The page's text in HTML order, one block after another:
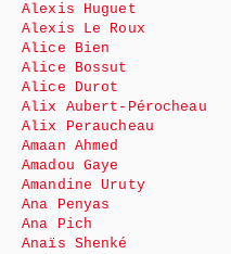
Alexis Huguet
Alexis Le Roux
Alice Bien
Alice Bossut
Alice Durot
Alix Aubert-Pérocheau
Alix Peraucheau
Amaan Ahmed
Amadou Gaye
Amandine Uruty
Ana Penyas
Ana Pich
Anaïs Shenké